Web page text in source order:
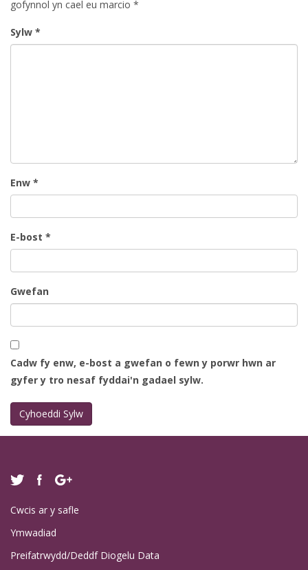
gofynnol yn cael eu marcio *
Sylw *
Enw *
E-bost *
Gwefan
Cadw fy enw, e-bost a gwefan o fewn y porwr hwn ar
gyfer y tro nesaf fyddai'n gadael sylw.
Cwcis ar y safle
Ymwadiad
Preifatrwydd/Deddf Diogelu Data